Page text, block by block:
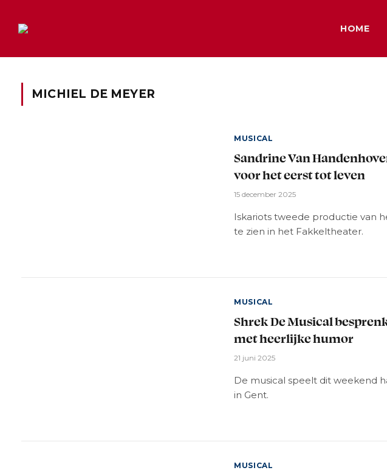
HOME
MICHIEL DE MEYER
MUSICAL
Sandrine Van
voor het eerst tot leven
15 december 2025
Iskariots tweede productie van
te zien in het Fakkeltheater.
MUSICAL
Shrek De Musical
met heerlijke humor
21 juni 2025
De musical speelt dit weekend
in Gent.
MUSICAL